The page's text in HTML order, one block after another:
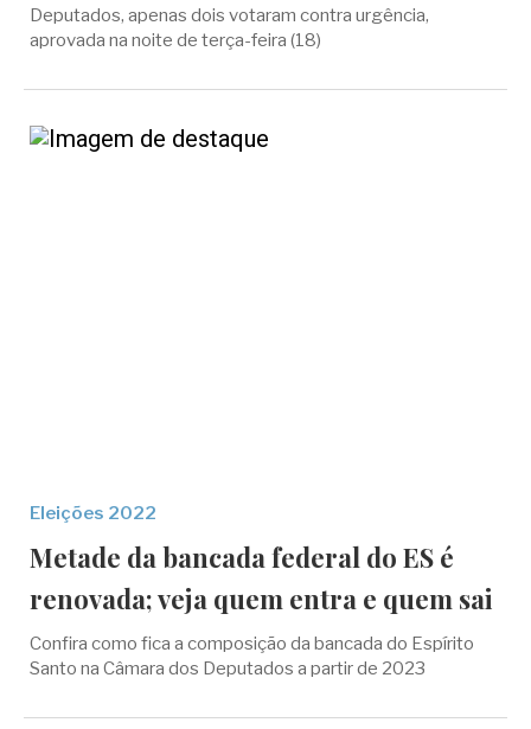
Deputados, apenas dois votaram contra urgência,
aprovada na noite de terça-feira (18)
Eleições 2022
Metade da bancada federal do ES é
renovada; veja quem entra e quem sai
Confira como fica a composição da bancada do Espírito
Santo na Câmara dos Deputados a partir de 2023